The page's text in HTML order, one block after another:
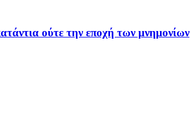
ούτε την εποχή των μνημονίων